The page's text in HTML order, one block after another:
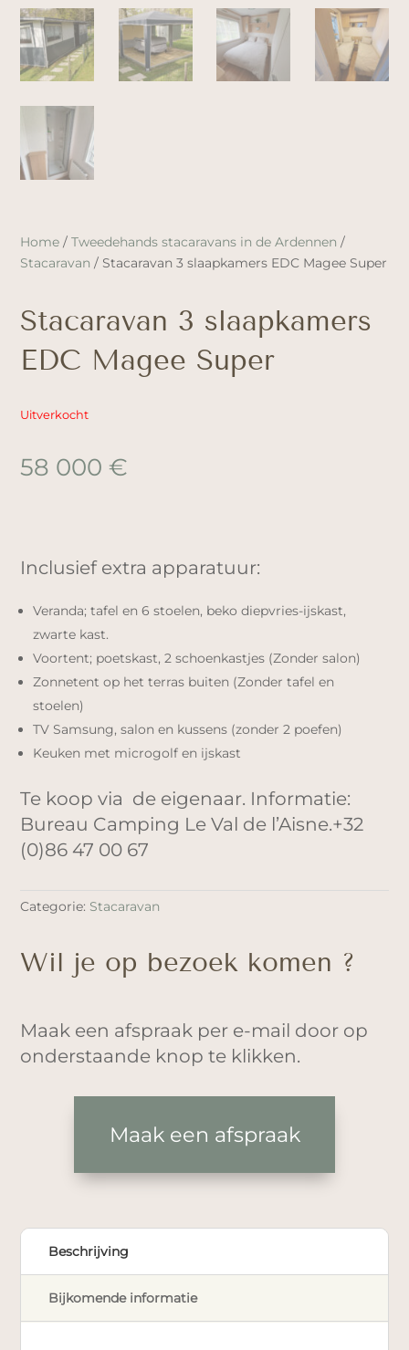
Home /Tweedehands stacaravans in de Ardennen /
Stacaravan / Stacaravan 3 slaapkamers EDC Magee Super
Stacaravan 3 slaapkamers
EDC Magee Super
Uitverkocht
58 000 €
Inclusief extra apparatuur:
Veranda; tafel en 6 stoelen, beko diepvries-ijskast,
zwarte kast.
Voortent; poetskast, 2 schoenkastjes (Zonder salon)
Zonnetent op het terras buiten (Zonder tafel en
stoelen)
TV Samsung, salon en kussens (zonder 2 poefen)
Keuken met microgolf en ijskast
Te koop via de eigenaar. Informatie:
Bureau Camping Le Val de l’Aisne.+32
(0)86 47 00 67
Categorie: Stacaravan
Wil je op bezoek komen ?
Maak een afspraak per e-mail door op
onderstaande knop te klikken.
Maak een afspraak
Beschrijving
Bijkomende informatie